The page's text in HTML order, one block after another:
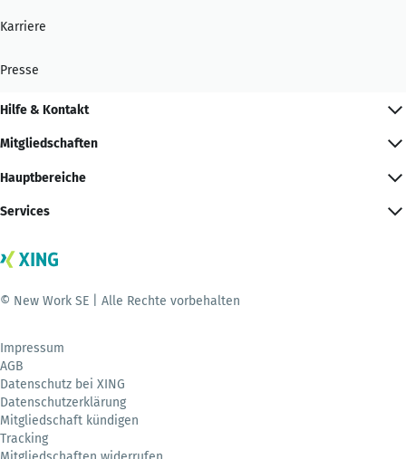
Karriere
Presse
Hilfe & Kontakt
Mitgliedschaften
Hauptbereiche
Services
© New Work SE | Alle Rechte vorbehalten
Impressum
AGB
Datenschutz bei XING
Datenschutzerklärung
Mitgliedschaft kündigen
Tracking